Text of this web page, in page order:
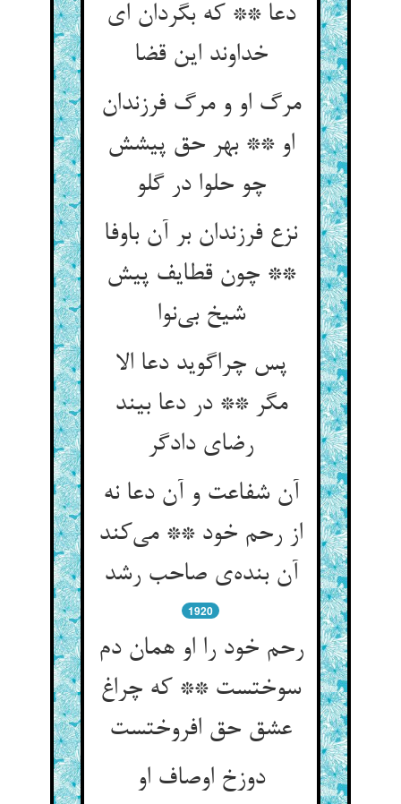
دعا ** که بگردان ای
خداوند این قضا
مرگ او و مرگ فرزندان
او ** بهر حق پیشش
چو حلوا در گلو
نزع فرزندان بر آن باوفا
** چون قطایف پیش
شیخ بی‌نوا
پس چراگوید دعا الا
مگر ** در دعا بیند
رضای دادگر
آن شفاعت و آن دعا نه
از رحم خود ** می‌کند
آن بنده‌ی صاحب رشد
1920
رحم خود را او همان دم
سوختست ** که چراغ
عشق حق افروختست
دوزخ اوصاف او